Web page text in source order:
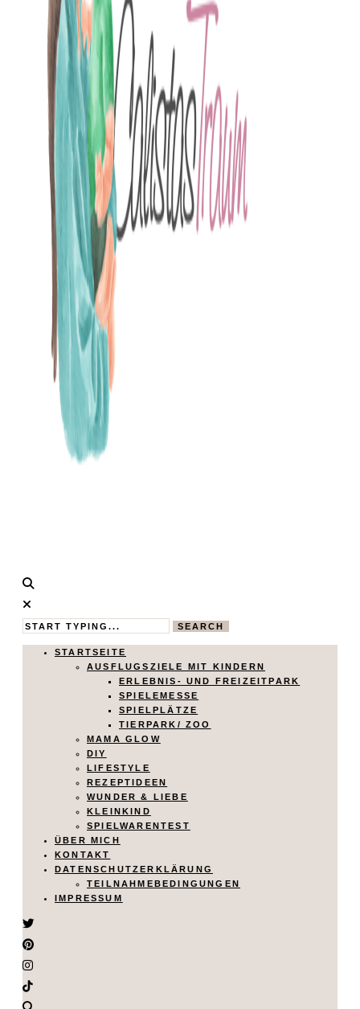
Calistas
Traum
MAMABLOG
SEARCH
STARTSEITE
AUSFLUGSZIELE MIT KINDERN
ERLEBNIS- UND FREIZEITPARK
SPIELEMESSE
SPIELPLÄTZE
TIERPARK/ ZOO
MAMA GLOW
DIY
LIFESTYLE
REZEPTIDEEN
WUNDER & LIEBE
KLEINKIND
SPIELWARENTEST
ÜBER MICH
KONTAKT
DATENSCHUTZERKLÄRUNG
TEILNAHMEBEDINGUNGEN
IMPRESSUM